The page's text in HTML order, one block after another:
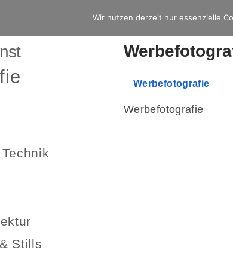
Stills
Werbefotografie
Wir nutzen derzeit nur essenzielle